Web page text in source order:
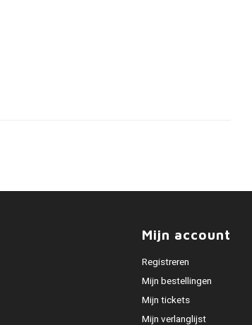
Mijn account
Registreren
Mijn bestellingen
Mijn tickets
Mijn verlanglijst